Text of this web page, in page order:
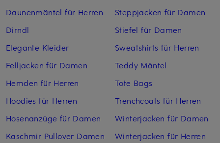
Daunenmäntel für Herren
Dirndl
Elegante Kleider
Felljacken für Damen
Hemden für Herren
Hoodies für Herren
Hosenanzüge für Damen
Kaschmir Pullover Damen
Steppjacken für Damen
Stiefel für Damen
Sweatshirts für Herren
Teddy Mäntel
Tote Bags
Trenchcoats für Herren
Winterjacken für Damen
Winterjacken für Herren